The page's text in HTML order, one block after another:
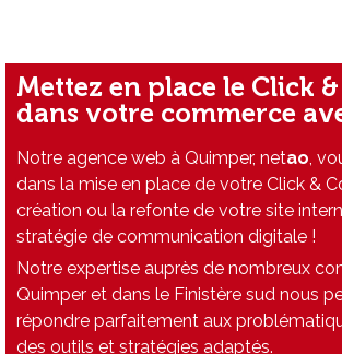
Mettez en place le Click
dans votre commerce
Notre agence web à Quimper, netao,
dans la mise en place de votre Click &
création ou la refonte de votre site
stratégie de communication digitale !
Notre expertise auprès de nombreux
Quimper et dans le Finistère sud nous
répondre parfaitement aux
des outils et stratégies adaptés.